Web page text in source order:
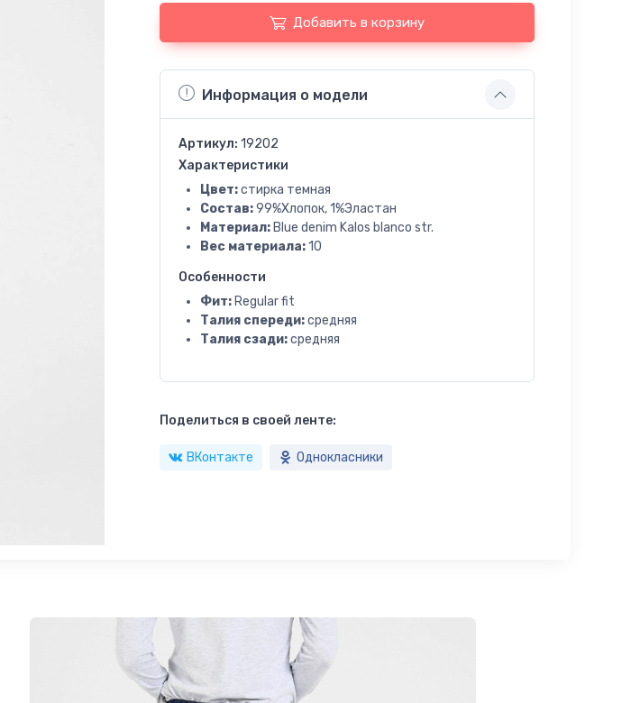
Добавить в корзину
Информация о модели
Артикул: 19202
Характеристики
Цвет:стирка темная
Состав:99%Хлопок, 1%Эластан
Материал:Blue denim Kalos blanco str.
Вес материала:10
Особенности
Фит:Regular fit
Талия спереди:средняя
Талия сзади:средняя
Поделиться в своей ленте:
ВКонтакте Однокласники